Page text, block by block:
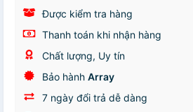
Được kiểm tra hàng
Thanh toán khi nhận hàng
Chất lượng, Uy tín
Bảo hành Array
7 ngày đổi trả dễ dàng